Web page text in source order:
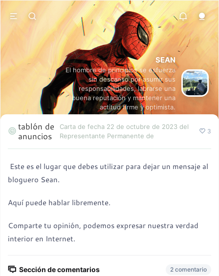
SEAN
El hombre de principios se esfuerza
sin descanso por asumir sus
responsabilidades, labrarse una
buena reputación y mantener una
actitud firme y optimista.
tablón de
anuncios
Carta de fecha 22 de octubre de 2023 del
Representante Permanente de
3
Este es el lugar que debes utilizar para dejar un mensaje al
bloguero Sean.
Aquí puede hablar libremente.
Comparte tu opinión, podemos expresar nuestra verdad
interior en Internet.
Sección de comentarios 2 comentario